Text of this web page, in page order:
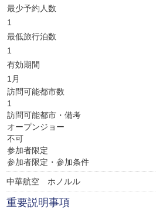
最少予約人数
1
最低旅行泊数
1
有効期間
1月
訪問可能都市数
1
訪問可能都市・備考
オープンジョー
不可
参加者限定
参加者限定・参加条件
中華航空 ホノルル
重要説明事項